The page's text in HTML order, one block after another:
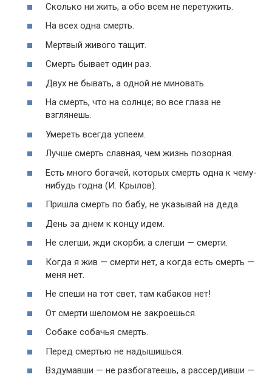
Сколько ни жить, а обо всем не перетужить.
На всех одна смерть.
Мертвый живого тащит.
Смерть бывает один раз.
Двух не бывать, а одной не миновать.
На смерть, что на солнце; во все глаза не
взглянешь.
Умереть всегда успеем.
Лучше смерть славная, чем жизнь позорная.
Есть много богачей, которых смерть одна к чему-
нибудь годна (И. Крылов).
Пришла смерть по бабу, не указывай на деда.
День за днем к концу идем.
Не слегши, жди скорби; а слегши — смерти.
Когда я жив — смерти нет, а когда есть смерть —
меня нет.
Не спеши на тот свет, там кабаков нет!
От смерти шеломом не закроешься.
Собаке собачья смерть.
Перед смертью не надышишься.
Вздумавши — не разбогатеешь, а рассердивши —